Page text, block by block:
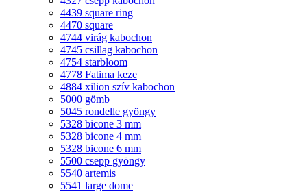
4439 square ring
4470 square
4744 virág kabochon
4745 csillag kabochon
4754 starbloom
4778 Fatima keze
4884 xilion szív kabochon
5000 gömb
5045 rondelle gyöngy
5328 bicone 3 mm
5328 bicone 4 mm
5328 bicone 6 mm
5500 csepp gyöngy
5540 artemis
5541 large dome